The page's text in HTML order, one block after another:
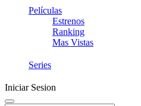
Películas
Estrenos
Ranking
Mas Vistas
Series
Iniciar Sesion